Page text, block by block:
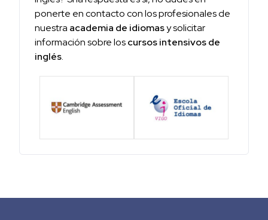
ponerte en contacto con los profesionales de
nuestra academia de idiomasy solicitar
información sobre loscursos intensivos de
inglés.